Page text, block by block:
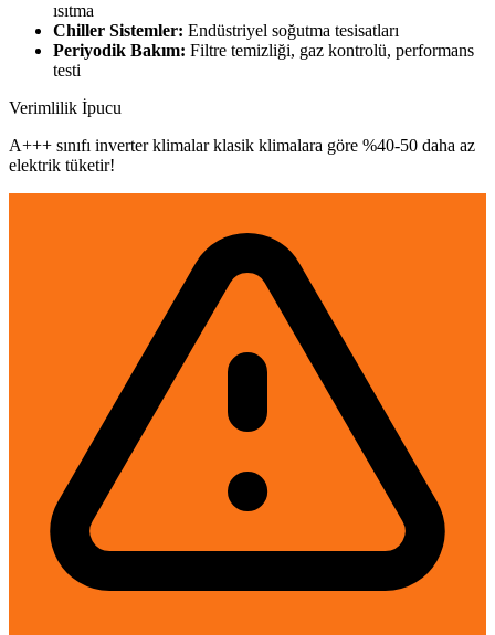
ısıtma
Chiller Sistemler: Endüstriyel soğutma tesisatları
Periyodik Bakım: Filtre temizliği, gaz kontrolü, performans
testi
Verimlilik İpucu
A+++ sınıfı inverter klimalar klasik klimalara göre %40-50 daha az
elektrik tüketir!